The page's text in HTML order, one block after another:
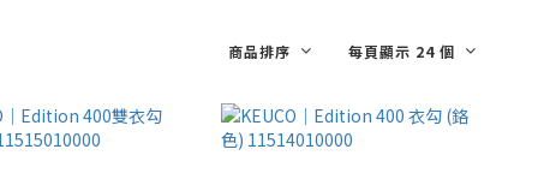
商品排序 每頁顯示 24 個